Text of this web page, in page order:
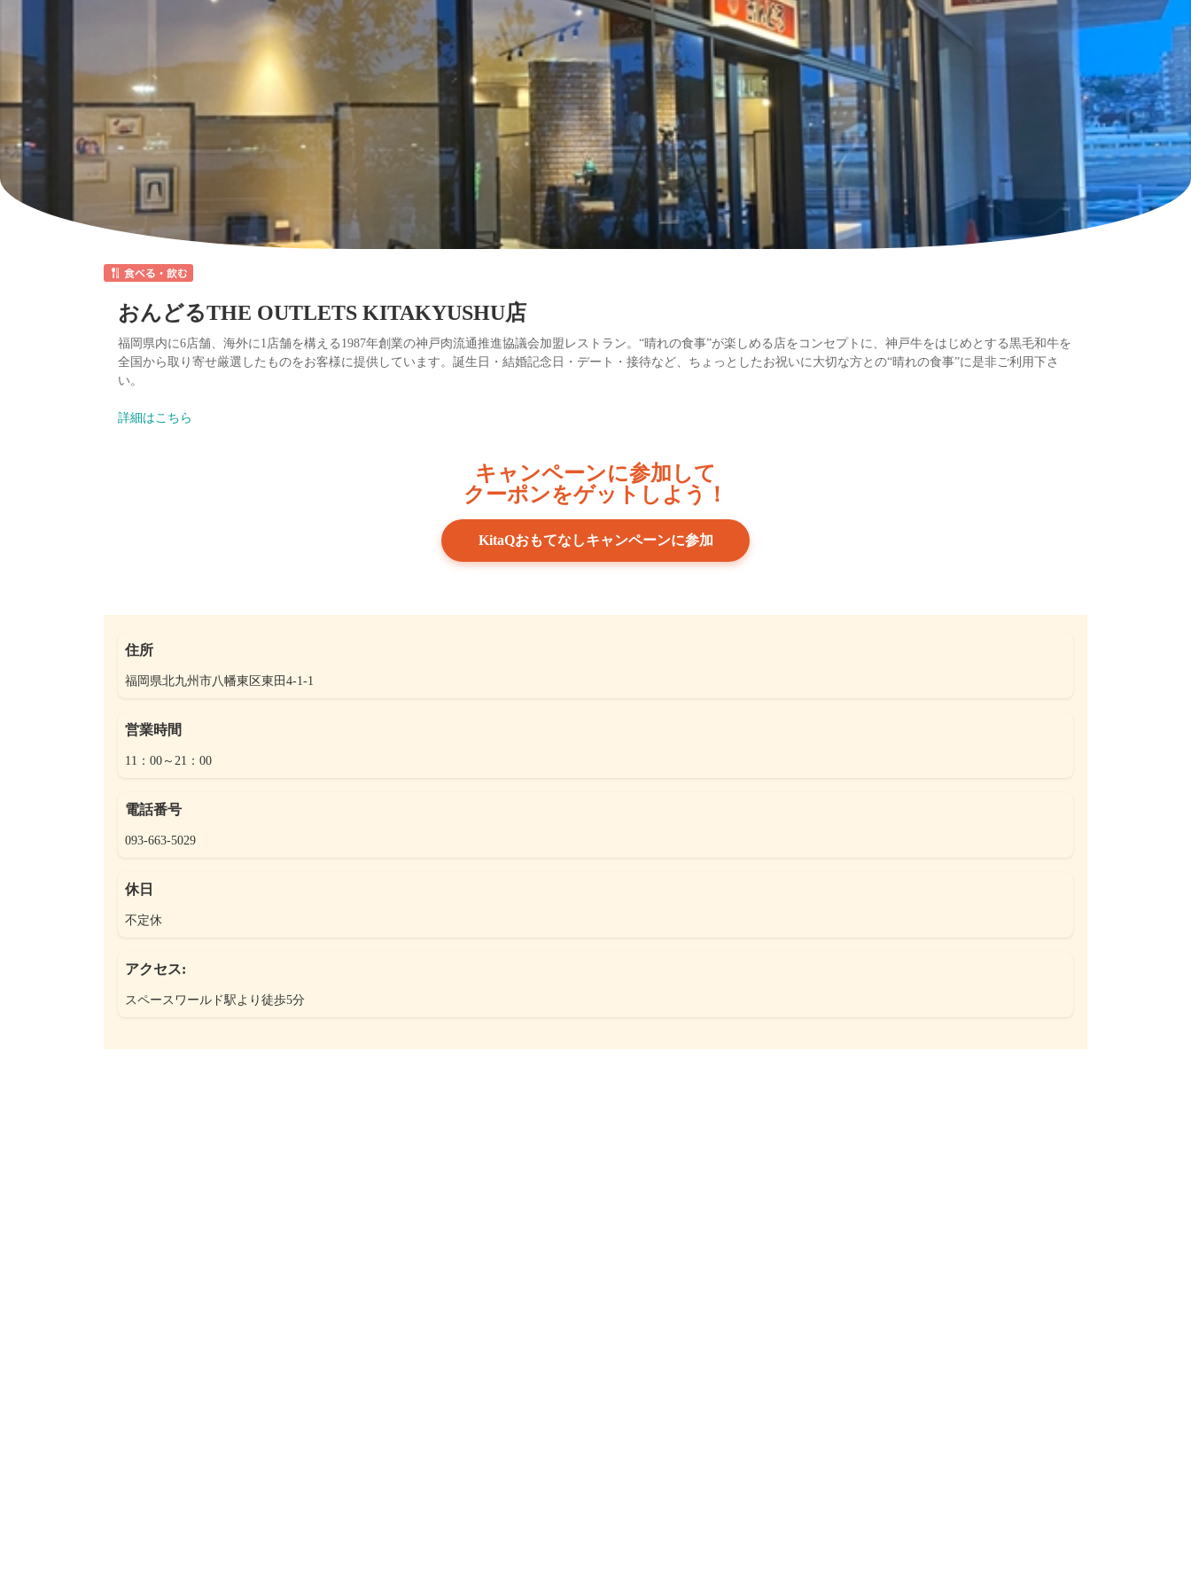
おんどるTHE OUTLETS KITAKYUSHU店
福岡県内に6店舗、海外に1店舗を構える1987年創業の神戸肉流通推進協議会加盟レストラン。“晴れの食事”が楽しめる店をコンセプトに、神戸牛をはじめとする黒毛和牛を
全国から取り寄せ厳選したものをお客様に提供しています。誕生日・結婚記念日・デート・接待など、ちょっとしたお祝いに大切な方との“晴れの食事”に是非ご利用下さ
い。
詳細はこちら
キャンペーンに参加して
クーポンをゲットしよう！
KitaQおもてなしキャンペーンに参加
住所
福岡県北九州市八幡東区東田4-1-1
営業時間
11：00～21：00
電話番号
093-663-5029
休日
不定休
アクセス:
スペースワールド駅より徒歩5分